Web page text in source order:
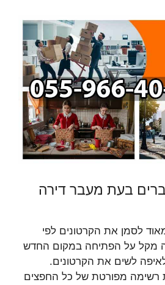
בעת מעבר דירה
לסמן את הקרטונים לפי
מקל על הפתיחה במקום החדש
לאיפה לשים את הקרטונים.
רשימה מפורטת של כל החפצים